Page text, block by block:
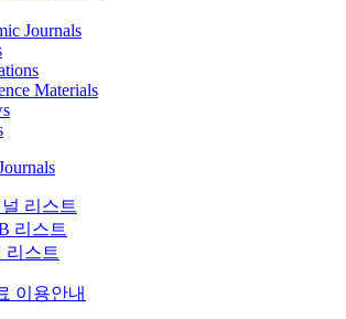
Journals
Materials
리스트
리스트
리스트
이용안내